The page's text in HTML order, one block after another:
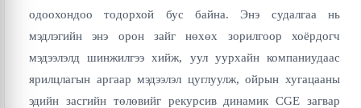
одоохондоо тодорхой бус байна. Энэ судалгаа нь
мэдлэгийн энэ орон зайг нөхөх зорилгоор хоёрдогч
мэдээлэлд шинжилгээ хийж, уул уурхайн компаниудаас
ярилцлагын аргаар мэдээлэл цуглуулж, ойрын хугацааны
эдийн засгийн төлөвийг рекурсив динамик CGE загвар